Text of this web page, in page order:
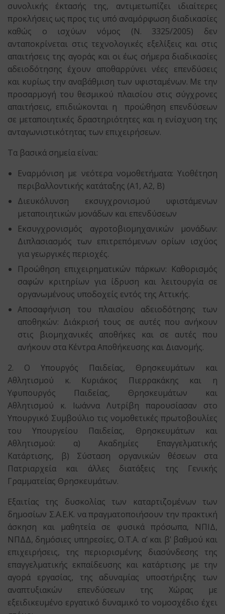
συνολικής έκτασής της, αντιμετωπίζει ιδιαίτερες
προκλήσεις ως προς τις υπό αναμόρφωση διαδικασίες
καθώς ο ισχύων νόμος (Ν. 3325/2005) δεν
ανταποκρίνεται στις τεχνολογικές εξελίξεις και στις
απαιτήσεις της αγοράς και οι έως σήμερα διαδικασίες
αδειοδότησης έχουν αποθαρρύνει νέες επενδύσεις
και κυρίως την αναβάθμιση των υφισταμένων. Με την
προσαρμογή του θεσμικού πλαισίου στις σύγχρονες
απαιτήσεις, επιδιώκονται η προώθηση επενδύσεων
σε μεταποιητικές δραστηριότητες και η ενίσχυση της
ανταγωνιστικότητας των επιχειρήσεων.
Τα βασικά σημεία είναι:
Εναρμόνιση με νεότερα νομοθετήματα: Υιοθέτηση
περιβαλλοντικής κατάταξης (Α1, Α2, Β)
Διευκόλυνση εκσυγχρονισμού υφιστάμενων
μεταποιητικών μονάδων και επενδύσεων
Εκσυγχρονισμός αγροτοβιομηχανικών μονάδων:
Διπλασιασμός των επιτρεπόμενων ορίων ισχύος
για γεωργικές περιοχές.
Προώθηση επιχειρηματικών πάρκων: Καθορισμός
σαφών κριτηρίων για ίδρυση και λειτουργία σε
οργανωμένους υποδοχείς εντός της Αττικής.
Αποσαφήνιση του πλαισίου αδειοδότησης των
αποθηκών: Διάκρισή τους σε αυτές που ανήκουν
στις βιομηχανικές αποθήκες και σε αυτές που
ανήκουν στα Κέντρα Αποθήκευσης και Διανομής.
2. Ο Υπουργός Παιδείας, Θρησκευμάτων και
Αθλητισμού κ. Κυριάκος Πιερρακάκης και η
Υφυπουργός Παιδείας, Θρησκευμάτων και
Αθλητισμού κ. Ιωάννα Λυτρίβη παρουσίασαν στο
Υπουργικό Συμβούλιο τις νομοθετικές πρωτοβουλίες
του Υπουργείου Παιδείας, Θρησκευμάτων και
Αθλητισμού: α) Ακαδημίες Επαγγελματικής
Κατάρτισης, β) Σύσταση οργανικών θέσεων στα
Πατριαρχεία και άλλες διατάξεις της Γενικής
Γραμματείας Θρησκευμάτων.
Εξαιτίας της δυσκολίας των καταρτιζομένων των
δημοσίων Σ.Α.Ε.Κ. να πραγματοποιήσουν την πρακτική
άσκηση και μαθητεία σε φυσικά πρόσωπα, ΝΠΙΔ,
ΝΠΔΔ, δημόσιες υπηρεσίες, Ο.Τ.Α. α’ και β’ βαθμού και
επιχειρήσεις, της περιορισμένης διασύνδεσης της
επαγγελματικής εκπαίδευσης και κατάρτισης με την
αγορά εργασίας, της αδυναμίας υποστήριξης των
αναπτυξιακών επενδύσεων της Χώρας με
εξειδικευμένο εργατικό δυναμικό το νομοσχέδιο έχει